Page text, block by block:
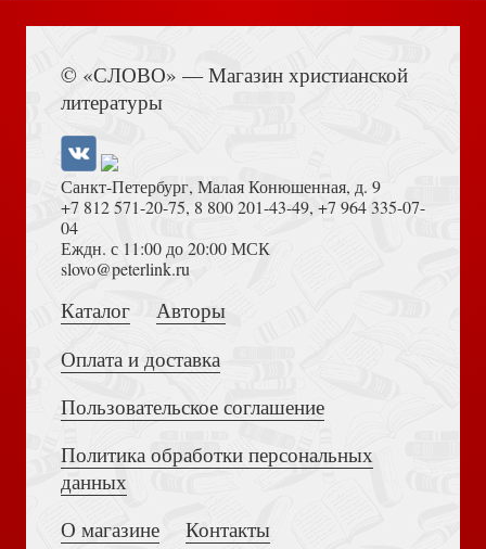
Десять херувимских песней
Избранные песнопения Двунадесятых праздников.
Избранные песнопения: вечерни, утрени и Литургии.
Достоевский Ф.М. Сила и правда России (2024)
Толкование на Апокалипсис (Тихоний Африканский)
© «СЛОВО» — Магазин христианской
литературы
Санкт-Петербург, Малая Конюшенная, д. 9
+7 812 571-20-75, 8 800 201-43-49, +7 964 335-07-
04
Еждн. с 11:00 до 20:00 МСК
slovo@peterlink.ru
Каталог
Авторы
Оплата и доставка
Пользовательское соглашение
Политика обработки персональных
данных
О магазине
Контакты